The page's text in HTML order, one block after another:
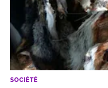
SOCIÉTÉ